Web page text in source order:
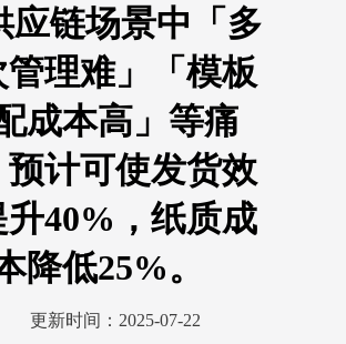
应链场景中「多
理难」「模板
成本高」等痛
预计可使发货效
升40%，纸质成
降低25%。
更新时间：2025-07-22